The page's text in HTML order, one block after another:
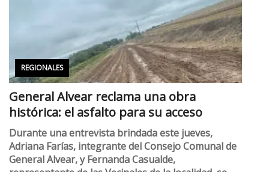
REGIONALES
General Alvear reclama una obra
histórica: el asfalto para su acceso
Durante una entrevista brindada este jueves,
Adriana Farías, integrante del Consejo Comunal de
General Alvear, y Fernanda Casualde,